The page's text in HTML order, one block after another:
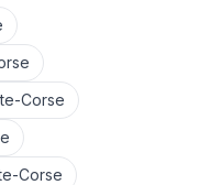
Corse
Corse